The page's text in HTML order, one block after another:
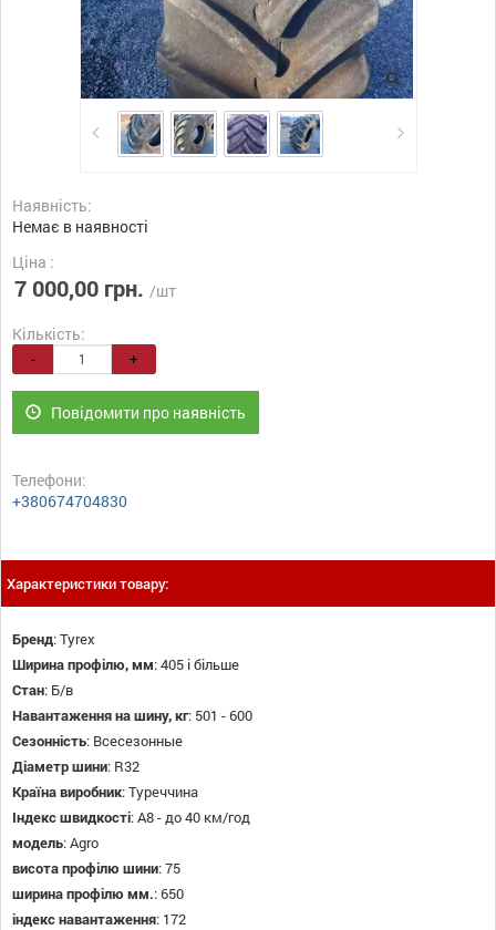
Наявність:
Немає в наявності
Ціна :
7 000,00 грн. /шт
Кількість:
- +
Повідомити про наявність
Телефони:
+380674704830
Характеристики товару:
Бренд:Tyrex
Ширина профілю, мм:405 і більше
Стан: Б/в
Навантаження на шину, кг: 501 - 600
Сезонність: Всесезонные
Діаметр шини: R32
Країна виробник:Туреччина
Індекс швидкості:A8 - до 40 км/год
модель:Agro
висота профілю шини:75
ширина профілю мм.:650
індекс навантаження: 172